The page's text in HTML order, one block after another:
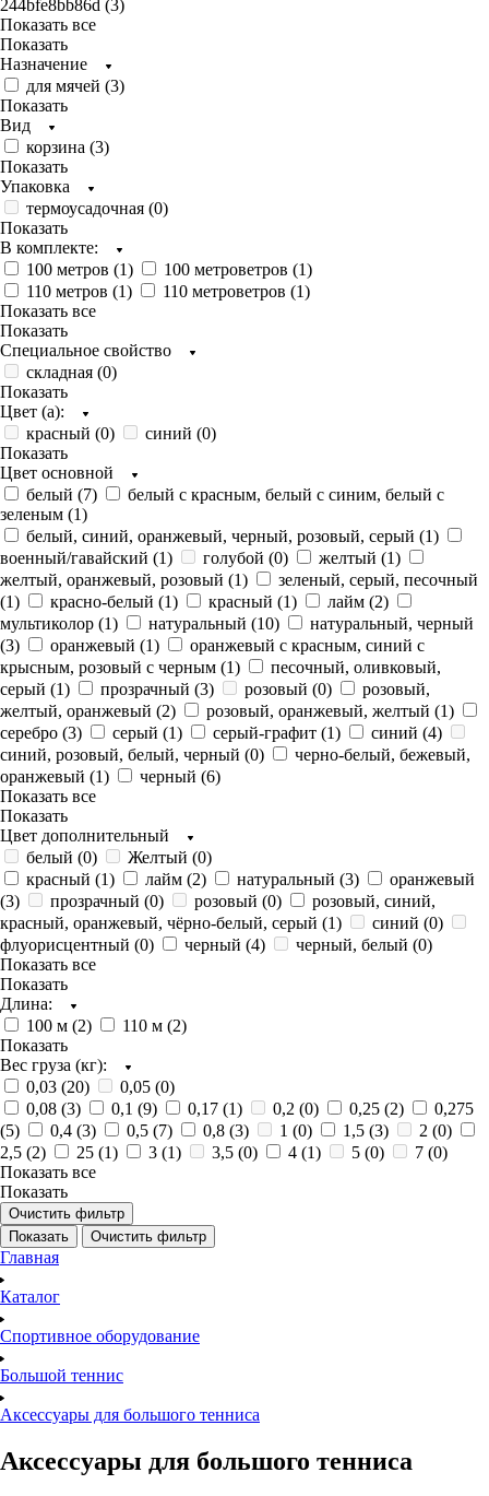
244bfe8bb86d (3)
Показать все
Показать
Назначение
для мячей (3)
Показать
Вид
корзина (3)
Показать
Упаковка
термоусадочная (0)
Показать
В комплекте:
100 метров (1) 100 метроветров (1)
110 метров (1) 110 метроветров (1)
Показать все
Показать
Специальное свойство
складная (0)
Показать
Цвет (а):
красный (0) синий (0)
Показать
Цвет основной
белый (7)
белый с красным, белый с синим, белый с
зеленым (1)
белый, синий, оранжевый, черный, розовый, серый (1)
военный/гавайский (1) голубой (0) желтый (1)
желтый, оранжевый, розовый (1)
зеленый, серый, песочный
(1) красно-белый (1) красный (1) лайм (2)
мультиколор (1) натуральный (10)
натуральный, черный
(3) оранжевый (1)
оранжевый с красным, синий с
крысным, розовый с черным (1)
песочный, оливковый,
серый (1) прозрачный (3) розовый (0)
розовый,
желтый, оранжевый (2) розовый, оранжевый, желтый (1)
серебро (3) серый (1) серый-графит (1) синий (4)
синий, розовый, белый, черный (0)
черно-белый, бежевый,
оранжевый (1) черный (6)
Показать все
Показать
Цвет дополнительный
белый (0) Желтый (0)
красный (1) лайм (2) натуральный (3)
оранжевый
(3) прозрачный (0) розовый (0)
розовый, синий,
красный, оранжевый, чёрно-белый, серый (1) синий (0)
флуорисцентный (0) черный (4) черный, белый (0)
Показать все
Показать
Длина:
100 м (2) 110 м (2)
Показать
Вес груза (кг):
0,03 (20) 0,05 (0)
0,08 (3) 0,1 (9) 0,17 (1) 0,2 (0) 0,25 (2)
0,275
(5) 0,4 (3) 0,5 (7) 0,8 (3) 1 (0) 1,5 (3) 2 (0)
2,5 (2) 25 (1) 3 (1) 3,5 (0) 4 (1) 5 (0) 7 (0)
Показать все
Показать
Очистить фильтр
Показать
Очистить фильтр
Главная
Каталог
Спортивное оборудование
Большой теннис
Аксессуары для большого тенниса
Аксессуары для большого тенниса